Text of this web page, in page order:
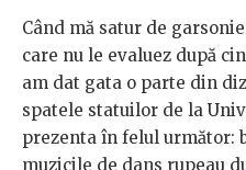
Când mă satur de
care nu le evaluez după
am dat gata o parte din
spatele statuilor de la
prezenta în felul următor:
muzicile de dans rupeau